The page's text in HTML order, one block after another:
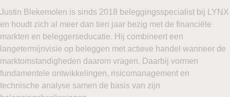
Justin Blekemolen is sinds 2018 beleggingsspecialist bij LYNX
en houdt zich al meer dan tien jaar bezig met de financiële
markten en beleggerseducatie. Hij combineert een
langetermijnvisie op beleggen met actieve handel wanneer de
marktomstandigheden daarom vragen. Daarbij vormen
fundamentele ontwikkelingen, risicomanagement en
technische analyse samen de basis van zijn